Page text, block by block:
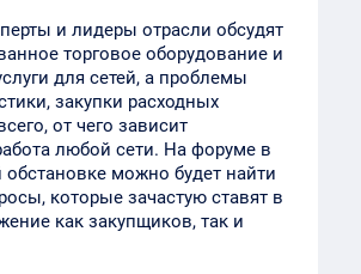
и лидеры отрасли обсудят
торговое оборудование и
для сетей, а проблемы
закупки расходных
от чего зависит
любой сети. На форуме в
можно будет найти
которые зачастую ставят в
как закупщиков, так и